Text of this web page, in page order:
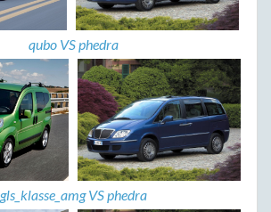
qubo VS phedra
gls_klasse_amg VS phedra